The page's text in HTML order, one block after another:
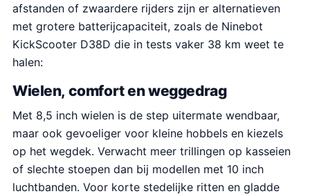
afstanden of zwaardere rijders zijn er alternatieven
met grotere batterijcapaciteit, zoals de Ninebot
KickScooter D38D die in tests vaker 38 km weet te
halen:
Wielen, comfort en weggedrag
Met 8,5 inch wielen is de step uitermate wendbaar,
maar ook gevoeliger voor kleine hobbels en kiezels
op het wegdek. Verwacht meer trillingen op kasseien
of slechte stoepen dan bij modellen met 10 inch
luchtbanden. Voor korte stedelijke ritten en gladde